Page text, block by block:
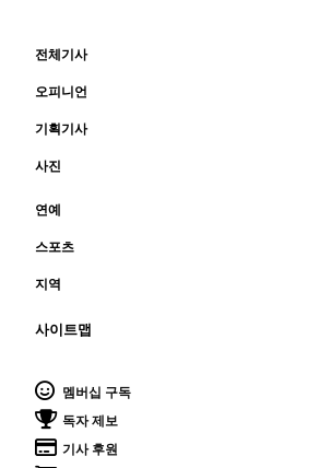
전체기사
오피니언
기획기사
사진
연예
스포츠
지역
사이트맵
멤버십 구독
독자 제보
기사 후원